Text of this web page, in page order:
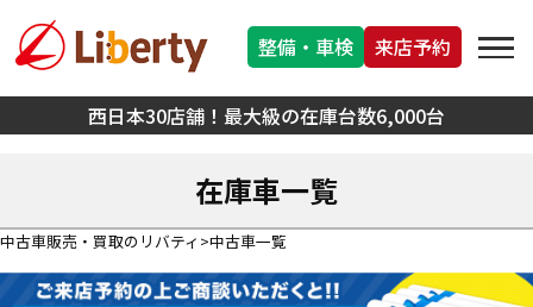
西日本30店舗！最大級の在庫台数6,000台
整備・車検 来店予約
在庫車一覧
中古車販売・買取のリバティ 中古車一覧